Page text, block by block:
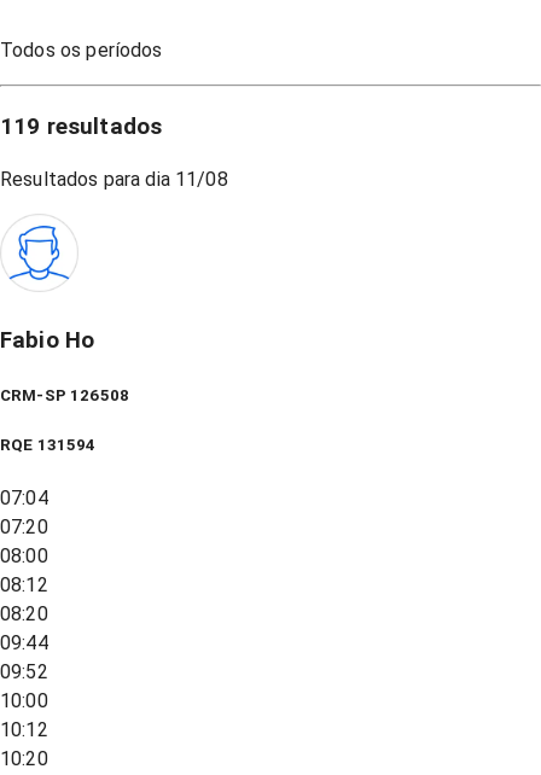
Todos os períodos
119 resultados
Resultados para dia 11/08
Fabio Ho
CRM-SP 126508
RQE 131594
07:04
07:20
08:00
08:12
08:20
09:44
09:52
10:00
10:12
10:20